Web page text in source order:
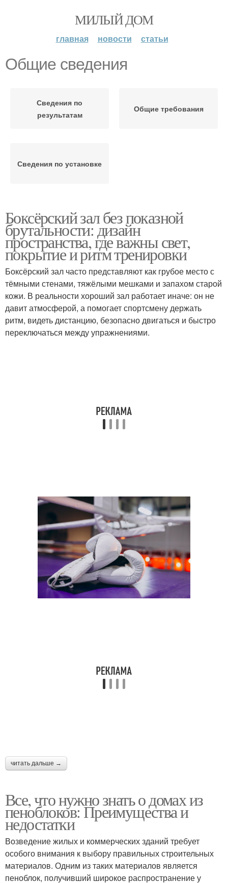
МИЛЫЙ ДОМ
главная новости статьи
Общие сведения
Сведения по
результатам
Общие требования
Сведения по установке
Боксёрский зал без показной
брутальности: дизайн
пространства, где важны свет,
покрытие и ритм тренировки
Боксёрский зал часто представляют как грубое место с
тёмными стенами, тяжёлыми мешками и запахом старой
кожи. В реальности хороший зал работает иначе: он не
давит атмосферой, а помогает спортсмену держать
ритм, видеть дистанцию, безопасно двигаться и быстро
переключаться между упражнениями.
читать дальше →
Все, что нужно знать о домах из
пеноблоков: Преимущества и
недостатки
Возведение жилых и коммерческих зданий требует
особого внимания к выбору правильных строительных
материалов. Одним из таких материалов является
пеноблок, получивший широкое распространение у